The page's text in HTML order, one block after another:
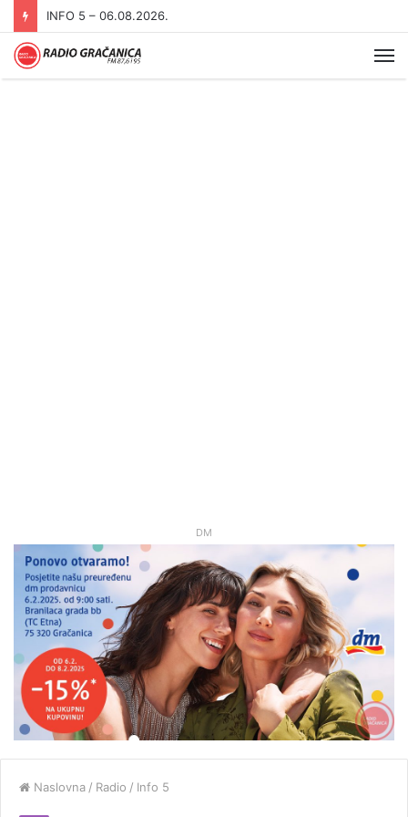
INFO 5 – 06.08.2026.
DM
Naslovna / Radio / Info 5